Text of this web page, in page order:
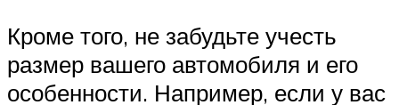
Кроме того, не забудьте учесть
размер вашего автомобиля и его
особенности. Например, если у вас